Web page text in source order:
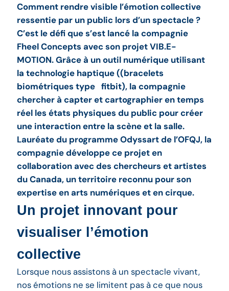
Comment rendre visible l’émotion collective
ressentie par un public lors d’un spectacle ?
C’est le défi que s’est lancé la compagnie
Fheel Concepts avec son projet VIB.E-
MOTION. Grâce à un outil numérique utilisant
la technologie haptique ((bracelets
biométriques type fitbit), la compagnie
chercher à capter et cartographier en temps
réel les états physiques du public pour créer
une interaction entre la scène et la salle.
Lauréate du programme Odyssart de l’OFQJ, la
compagnie développe ce projet en
collaboration avec des chercheurs et artistes
du Canada, un territoire reconnu pour son
expertise en arts numériques et en cirque.
Un projet innovant pour
visualiser l’émotion
collective
Lorsque nous assistons à un spectacle vivant,
nos émotions ne se limitent pas à ce que nous